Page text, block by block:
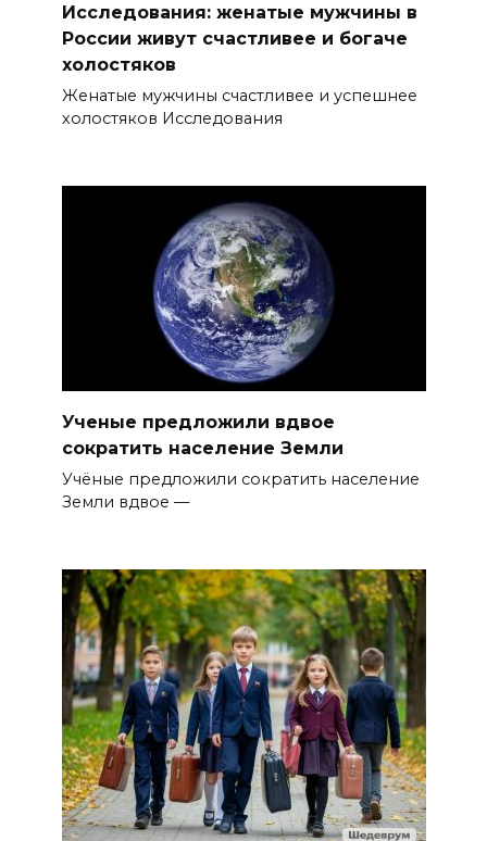
Исследования: женатые мужчины в
России живут счастливее и богаче
холостяков
Женатые мужчины счастливее и успешнее
холостяков Исследования
Ученые предложили вдвое
сократить население Земли
Учёные предложили сократить население
Земли вдвое —